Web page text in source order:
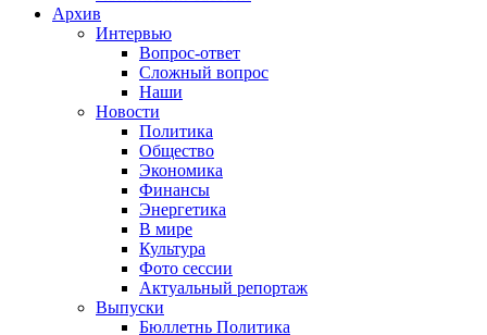
Архив
Интервью
Вопрос-ответ
Сложный вопрос
Наши
Новости
Политика
Общество
Экономика
Финансы
Энергетика
В мире
Культура
Фото сессии
Актуальный репортаж
Выпуски
Бюллетнь Политика